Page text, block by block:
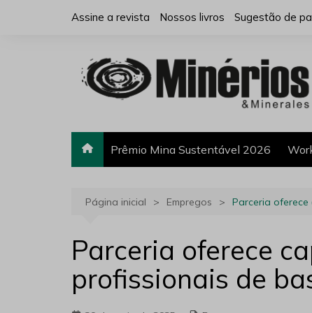
Assine a revista Nossos livros Sugestão de
Prêmio Mina Sustentável 2026
Página inicial Empregos Parceria
Parceria oferece
profissionais de